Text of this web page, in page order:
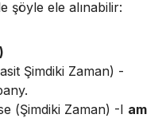
şöyle ele alınabilir:
Şimdiki Zaman) -
(Şimdiki Zaman) -I am